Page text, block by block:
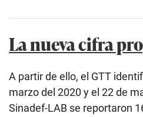
La nueva cifra
A partir de ello, el GTT
marzo del 2020 y el 22 de
Sinadef-LAB se reportaron